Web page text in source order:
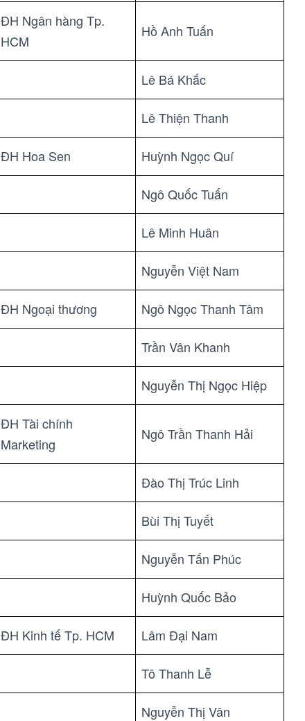
ĐH Ngân hàng Tp.
HCM
Hồ Anh Tuấn
Lê Bá Khắc
Lê Thiện Thanh
ĐH Hoa Sen Huỳnh Ngọc Quí
Ngô Quốc Tuấn
Lê Minh Huân
Nguyễn Việt Nam
ĐH Ngoại thương Ngô Ngọc Thanh Tâm
Trần Vân Khanh
Nguyễn Thị Ngọc Hiệp
ĐH Tài chính
Marketing
Ngô Trần Thanh Hải
Đào Thị Trúc Linh
Bùi Thị Tuyết
Nguyễn Tấn Phúc
Huỳnh Quốc Bảo
ĐH Kinh tế Tp. HCM Lâm Đại Nam
Tô Thanh Lễ
Nguyễn Thị Vân